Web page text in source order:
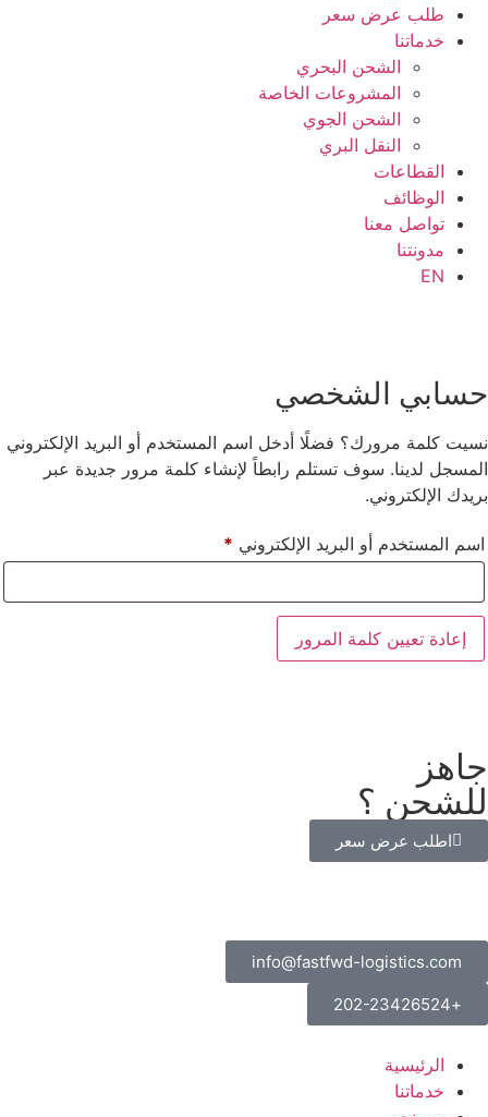
طلب عرض سعر
خدماتنا
الشحن البحري
المشروعات الخاصة
الشحن الجوي
النقل البري
القطاعات
الوظائف
تواصل معنا
مدونتنا
EN
حسابي الشخصي
نسيت كلمة مرورك؟ فضلًا أدخل اسم المستخدم أو البريد الإلكتروني
المسجل لدينا. سوف تستلم رابطاً لإنشاء كلمة مرور جديدة عبر
بريدك الإلكتروني.
اسم المستخدم أو البريد الإلكتروني *
إعادة تعيين كلمة المرور
جاهز
للشحن ؟
اطلب عرض سعر
info@fastfwd-logistics.com
+202-23426524
الرئيسية
خدماتنا